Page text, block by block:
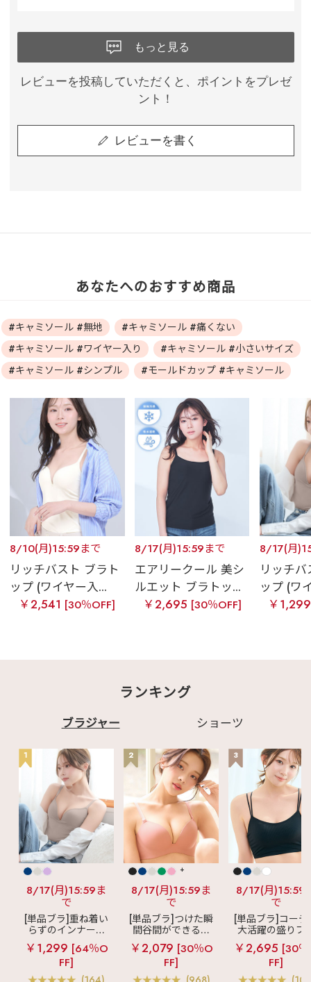
もっと見る
レビューを投稿していただくと、ポイントをプレゼ
ント！
レビューを書く
あなたへのおすすめ商品
#キャミソール #無地
#キャミソール #痛くない
#キャミソール #ワイヤー入り
#キャミソール #小さいサイズ
#キャミソール #シンプル
#モールドカップ #キャミソール
8/10(月)15:59まで
リッチバスト ブラト
ップ (ワイヤー入...
￥2,541 [30％OFF]
8/17(月)15:59まで
エアリークール 美シ
ルエット ブラトッ...
￥2,695 [30％OFF]
8/17(月
リッチ
ップ (ワ
￥
ランキング
ブラジャー ショーツ
1
8/17(月)15:59ま
で
[単品ブラ]重ね着い
らずのインナーブ
ラ
リッチバスト
ブラトップ (ワイヤ
ー入り)
￥1,299 [64％O
FF]
2
+
8/17(月)15:59ま
で
[単品ブラ]つけた瞬
間谷間ができるシ
ームレスブラ
超
盛ブラ(R) シームレ
ス 単品ブラジャー
￥2,079 [30％O
FF]
3
8/17(月)15:59
で
[単品ブラ]コーデ
大活躍の盛りブ
ショートレン
ス ブラトップ 超
ブラ(R) 単品ブ
ャー
￥2,695 [30
FF]